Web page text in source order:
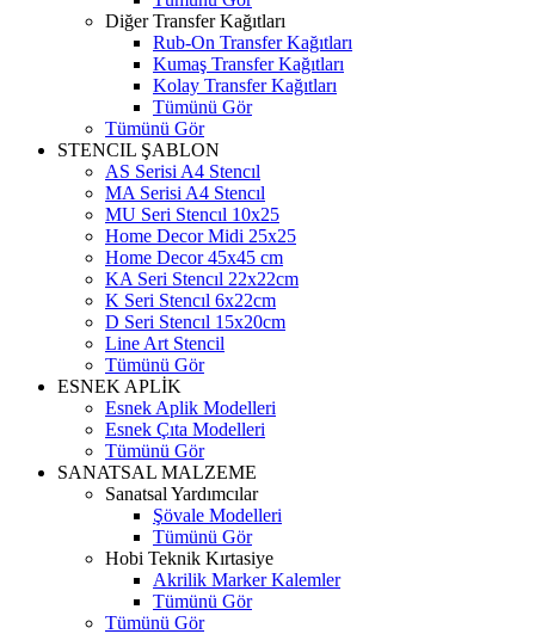
Diğer Transfer Kağıtları
Rub-On Transfer Kağıtları
Kumaş Transfer Kağıtları
Kolay Transfer Kağıtları
Tümünü Gör
Tümünü Gör
STENCIL ŞABLON
AS Serisi A4 Stencıl
MA Serisi A4 Stencıl
MU Seri Stencıl 10x25
Home Decor Midi 25x25
Home Decor 45x45 cm
KA Seri Stencıl 22x22cm
K Seri Stencıl 6x22cm
D Seri Stencıl 15x20cm
Line Art Stencil
Tümünü Gör
ESNEK APLİK
Esnek Aplik Modelleri
Esnek Çıta Modelleri
Tümünü Gör
SANATSAL MALZEME
Sanatsal Yardımcılar
Şövale Modelleri
Tümünü Gör
Hobi Teknik Kırtasiye
Akrilik Marker Kalemler
Tümünü Gör
Tümünü Gör